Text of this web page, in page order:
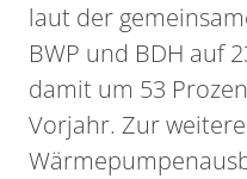
laut der
BWP und BDH auf
damit um 53
Vorjahr. Zur